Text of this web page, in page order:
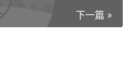
下一篇 »